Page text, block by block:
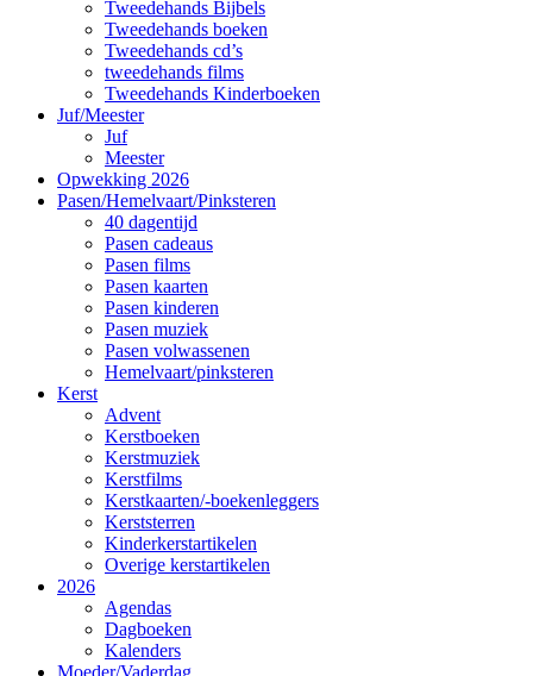
Tweedehands Bijbels
Tweedehands boeken
Tweedehands cd’s
tweedehands films
Tweedehands Kinderboeken
Juf/Meester
Juf
Meester
Opwekking 2026
Pasen/Hemelvaart/Pinksteren
40 dagentijd
Pasen cadeaus
Pasen films
Pasen kaarten
Pasen kinderen
Pasen muziek
Pasen volwassenen
Hemelvaart/pinksteren
Kerst
Advent
Kerstboeken
Kerstmuziek
Kerstfilms
Kerstkaarten/-boekenleggers
Kerststerren
Kinderkerstartikelen
Overige kerstartikelen
2026
Agendas
Dagboeken
Kalenders
Moeder/Vaderdag